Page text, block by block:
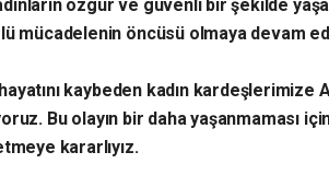
özgür ve güvenli bir şekilde
mücadelenin öncüsü olmaya devam
kaybeden kadın kardeşlerimize
Bu olayın bir daha yaşanmaması
kararlıyız.